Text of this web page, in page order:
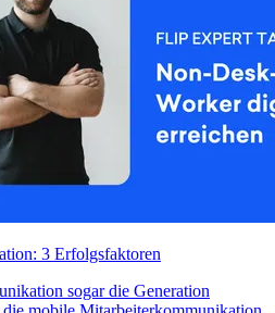
3 Erfolgsfaktoren
sogar die Generation